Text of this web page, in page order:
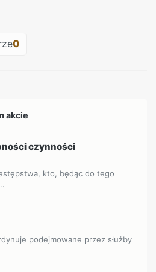
0
akcie
czynności
kto, będąc do tego
podejmowane przez służby